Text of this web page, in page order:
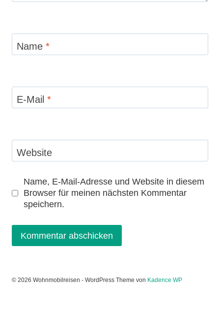
Name *
E-Mail *
Website
Name, E-Mail-Adresse und Website in diesem
Browser für meinen nächsten Kommentar
speichern.
© 2026 Wohnmobilreisen - WordPress Theme von Kadence WP